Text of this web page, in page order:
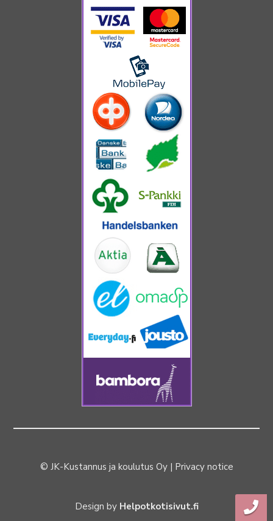
© JK-Kustannus ja koulutus Oy | Privacy notice
Design by Helpotkotisivut.fi